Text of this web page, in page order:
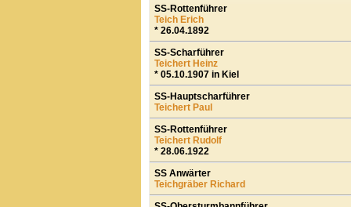
SS-Rottenführer
Teich Erich
* 26.04.1892
SS-Scharführer
Teichert Heinz
* 05.10.1907 in Kiel
SS-Hauptscharführer
Teichert Paul
SS-Rottenführer
Teichert Rudolf
* 28.06.1922
SS Anwärter
Teichgräber Richard